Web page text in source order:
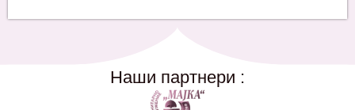
Наши партнери :